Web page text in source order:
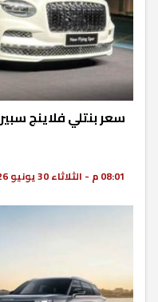
سعر بنتلي فلاينج سبير 2027 وأهم المواصفات
08:01 م - الثلاثاء 30 يونيو 2026